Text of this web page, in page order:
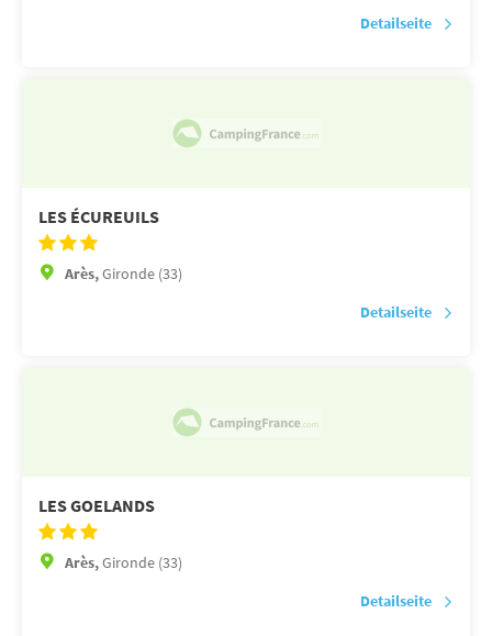
Detailseite
LES ÉCUREUILS
Arès,Gironde (33)
Detailseite
LES GOELANDS
Arès,Gironde (33)
Detailseite